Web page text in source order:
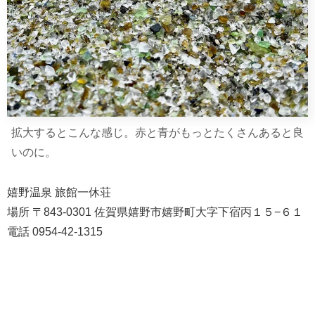
拡大するとこんな感じ。赤と青がもっとたくさんあると良
いのに。
嬉野温泉 旅館一休荘
場所 〒843-0301 佐賀県嬉野市嬉野町大字下宿丙１５−６１
電話 0954-42-1315